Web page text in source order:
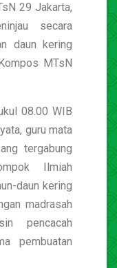
29 Jakarta,
secara
daun kering
MTsN
08.00 WIB
guru mata
tergabung
Ilmiah
daun kering
madrasah
pencacah
pembuatan